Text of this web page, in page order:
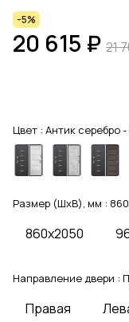
-5%
20 615 ₽ 21
Цвет : Антик серебро
Размер (ШхВ), мм :
860x2050
Направление двери :
Правая